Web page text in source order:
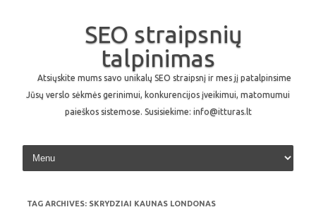
SEO straipsnių
talpinimas
Atsiųskite mums savo unikalų SEO straipsnį ir mes jį patalpinsime
Jūsų verslo sėkmės gerinimui, konkurencijos įveikimui, matomumui
paieškos sistemose. Susisiekime: info@itturas.lt
Skip to content
TAG ARCHIVES: SKRYDZIAI KAUNAS LONDONAS